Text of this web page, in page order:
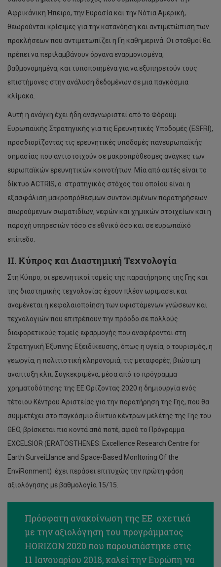
Αφρικάνικη Ήπειρο, την Ευρασία και την Νότια Αμερική,
θεωρούνται κρίσιμες για την κατανόηση και αντιμετώπιση των
προκλήσεων που αντιμετωπίζει η Γη καθημερινά. Οι σταθμοί θα
πρέπει να περιλαμβάνουν όργανα εναρμονισμένα,
βαθμονομημένα, και τυποποιημένα για να εξυπηρετούν τους
επιστήμονες στην ανάλυση δεδομένων σε μια παγκόσμια
κλίμακα.
Αυτή η ανάγκη έχει ήδη αναγνωριστεί από το Φόρουμ
Ευρωπαϊκής Στρατηγικής για τις Ερευνητικές Υποδομές (ESFRI),
προσδιορίζοντας τις ερευνητικές υποδομές πανευρωπαϊκής
σημασίας που αντιστοιχούν σε μακροπρόθεσμες ανάγκες των
ευρωπαϊκών ερευνητικών κοινοτήτων. Μία από αυτές είναι το
δίκτυο ACTRIS, ο στρατηγικός στόχος του οποίου είναι η
εξασφάλιση μακροπρόθεσμων συντονισμένων παρατηρήσεων
αιωρούμενων σωματιδίων, νεφών και χημικών στοιχείων και η
παροχή υπηρεσιών τόσο σε εθνικό όσο και σε ευρωπαϊκό
επίπεδο.
ΙΙ. Κύπρος και Διαστημική Τεχνολογία
Στη Κύπρο, οι ερευνητικοί τομείς της παρατήρησης της Γης και
της διαστημικής τεχνολογίας έχουν πλέον ωριμάσει και
αναμένεται η κεφαλαιοποίηση των υφιστάμενων γνώσεων και
τεχνολογιών που επιτρέπουν την πρόοδο σε πολλούς
διαφορετικούς τομείς εφαρμογής που αναφέρονται στη
Στρατηγική Έξυπνης Εξειδίκευσης, όπως η υγεία, ο τουρισμός, η
γεωργία, η πολιτιστική κληρονομιά, τις μεταφορές, βιώσιμη
ανάπτυξη κλπ. Συγκεκριμένα, μέσα από το πρόγραμμα
χρηματοδότησης της ΕΕ Ορίζοντας 2020 η δημιουργία ενός
τέτοιου Κέντρου Αριστείας για την παρατήρηση της Γης, που θα
συμμετέχει στο παγκόσμιο δίκτυο κέντρων μελέτης της Γης του
GEO, βρίσκεται πιο κοντά από ποτέ, αφού το Πρόγραμμα
EXCELSIOR (ERATOSTHENES: Excellence Research Centre for
Earth SurveiLlance and Space-Based MonItoring Of the
EnviRonment) έχει περάσει επιτυχώς την πρώτη φάση
αξιολόγησης με βαθμολογία 15/15.
Πρόσφατη ανακοίνωση της ΕΕ σχετικά
με την αξιολόγηση του προγράμματος
HORIZON 2020 που παρουσιάστηκε στις
11 Ιανουαρίου 2018, καλεί την Ευρώπη να